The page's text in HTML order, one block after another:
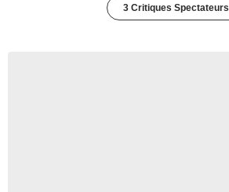
3 Critiques Spectateurs